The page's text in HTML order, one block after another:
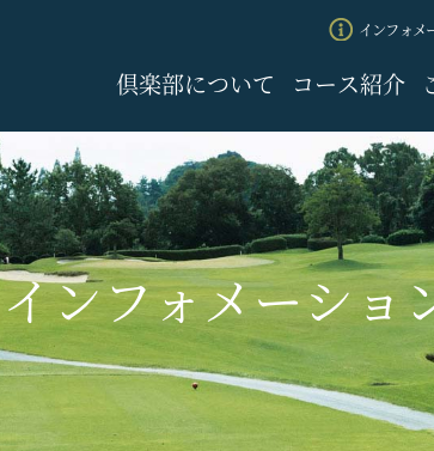
インフォメ
倶楽部について コース紹介
インフォメーショ